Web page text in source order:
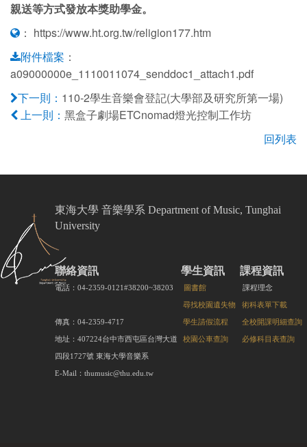
親送等方式發放本獎助學金。
： https://www.ht.org.tw/religion177.htm
附件檔案 ：
a09000000e_1110011074_senddoc1_attach1.pdf
下一則： 110-2學生音樂會登記(大學部及研究所第一場)
上一則： 黑盒子劇場ETCnomad燈光控制工作坊
回列表
東海大學 音樂學系 Department of Music, Tunghai
University
聯絡資訊
電話：04-2359-0121#38200~38203
傳真：04-2359-4717
地址：407224台中市西屯區台灣大道
四段1727號 東海大學音樂系
E-Mail：thumusic@thu.edu.tw
學生資訊
圖書館
尋找校園遺失物
學生請假流程
校園公車查詢
課程資訊
課程理念
術科表單下載
全校開課明細查詢
必修科目表查詢